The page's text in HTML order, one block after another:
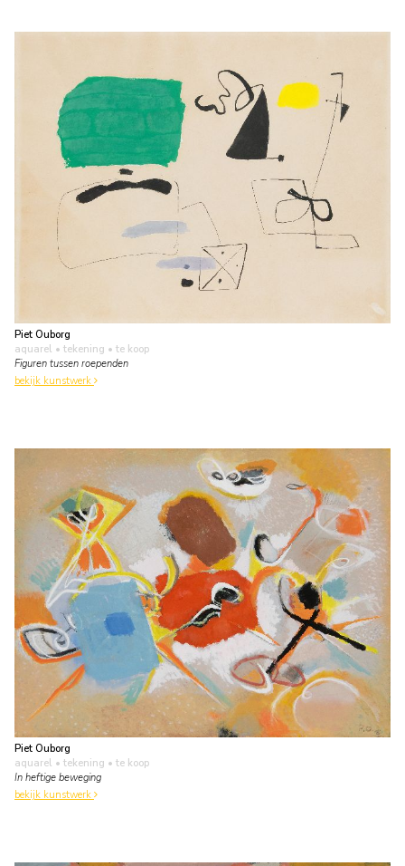
Piet Ouborg
aquarel • tekening • te koop
Figuren tussen roependen
bekijk kunstwerk
Piet Ouborg
aquarel • tekening • te koop
In heftige beweging
bekijk kunstwerk